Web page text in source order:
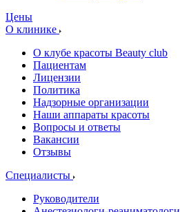
Цены
О клинике
О клубе красоты Beauty club
Пациентам
Лицензии
Политика
Надзорные организации
Наши аппараты красоты
Вопросы и ответы
Вакансии
Отзывы
Специалисты
Руководители